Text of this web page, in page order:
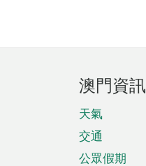
澳門資訊
天氣
交通
公眾假期